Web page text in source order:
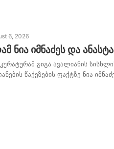
6, 2026
ნია იმნაძეს და
გიგა ავალიანის
წაქეზების ფაქტზე ნია